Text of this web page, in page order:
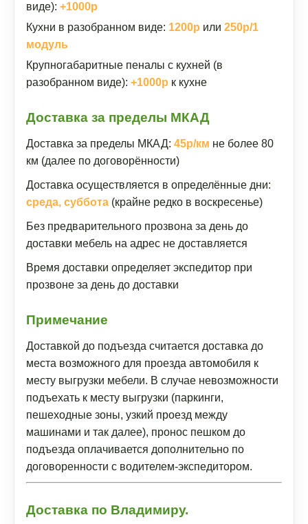
виде): +1000р
Кухни в разобранном виде: 1200р или 250р/1
модуль
Крупногабаритные пеналы с кухней (в
разобранном виде): +1000р к кухне
Доставка за пределы МКАД
Доставка за пределы МКАД: 45р/км не более 80
км (далее по договорённости)
Доставка осуществляется в определённые дни:
среда, суббота (крайне редко в воскресенье)
Без предварительного прозвона за день до
доставки мебель на адрес не доставляется
Время доставки определяет экспедитор при
прозвоне за день до доставки
Примечание
Доставкой до подъезда считается доставка до
места возможного для проезда автомобиля к
месту выгрузки мебели. В случае невозможности
подъехать к месту выгрузки (паркинги,
пешеходные зоны, узкий проезд между
машинами и так далее), пронос пешком до
подъезда оплачивается дополнительно по
договоренности с водителем-экспедитором.
Доставка по Владимиру.